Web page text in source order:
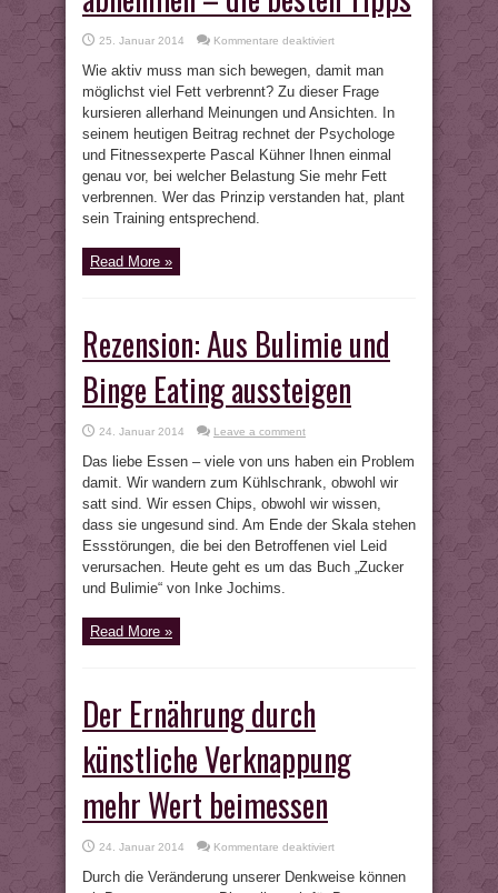
25. Januar 2014 Kommentare deaktiviertfür
Fett
verbrennen
und
abnehmen
–
besten
Tipps
Wie aktiv muss man sich bewegen, damit man
möglichst viel Fett verbrennt? Zu dieser Frage
kursieren allerhand Meinungen und Ansichten. In
seinem heutigen Beitrag rechnet der Psychologe
und Fitnessexperte Pascal Kühner Ihnen einmal
genau vor, bei welcher Belastung Sie mehr Fett
verbrennen. Wer das Prinzip verstanden hat, plant
sein Training entsprechend.
Read More »
Rezension: Aus Bulimie und
Binge Eating aussteigen
24. Januar 2014 Leave a comment
Das liebe Essen – viele von uns haben ein Problem
damit. Wir wandern zum Kühlschrank, obwohl wir
satt sind. Wir essen Chips, obwohl wir wissen,
dass sie ungesund sind. Am Ende der Skala stehen
Essstörungen, die bei den Betroffenen viel Leid
verursachen. Heute geht es um das Buch „Zucker
und Bulimie“ von Inke Jochims.
Read More »
Der Ernährung durch
künstliche Verknappung
mehr Wert beimessen
24. Januar 2014 Kommentare deaktiviertfür
Ernährung
durch
Durch die Veränderung unserer Denkweise können